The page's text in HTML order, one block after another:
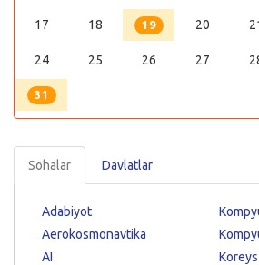
17 18 19 20
24 25 26 27
31
Sohalar Davlatlar
Adabiyot
Aerokosmonavtika
AI